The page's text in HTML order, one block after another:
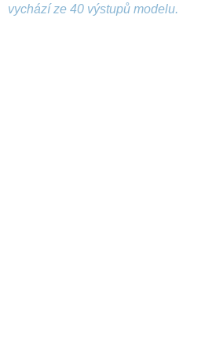
vychází ze 40 výstupů modelu.